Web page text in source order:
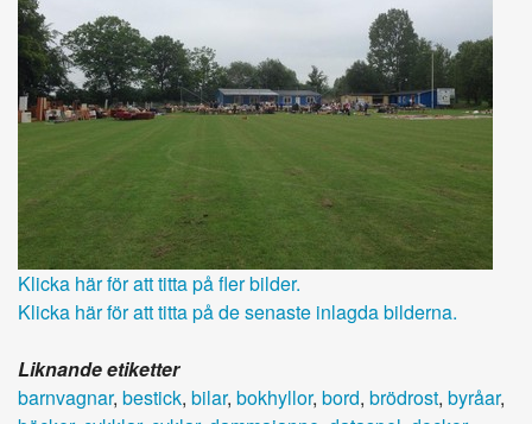
Klicka här för att titta på fler bilder.
Klicka här för att titta på de senaste inlagda bilderna.
Liknande etiketter
barnvagnar, bestick, bilar, bokhyllor, bord, brödrost, byråar,